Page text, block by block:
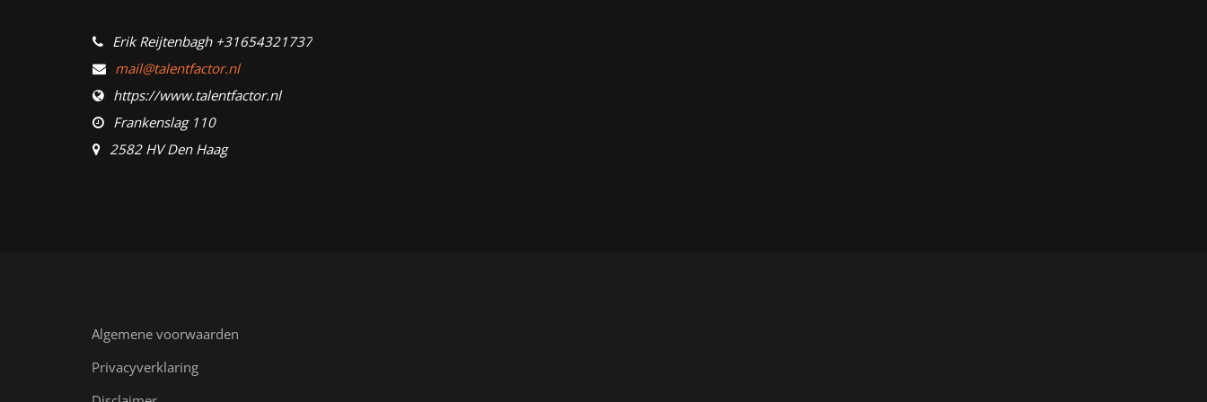
Erik Reijtenbagh +31654321737
mail@talentfactor.nl
https://www.talentfactor.nl
Frankenslag 110
2582 HV Den Haag
Algemene voorwaarden
Privacyverklaring